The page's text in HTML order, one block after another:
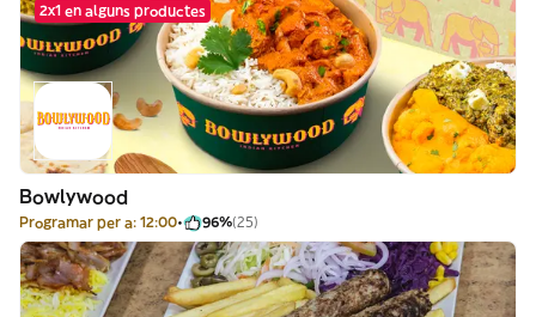
2x1 en alguns productes
Bowlywood
Programar per a: 12:00 96%(25)